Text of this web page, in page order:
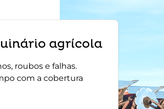
agrícola
roubos e falhas.
com a cobertura